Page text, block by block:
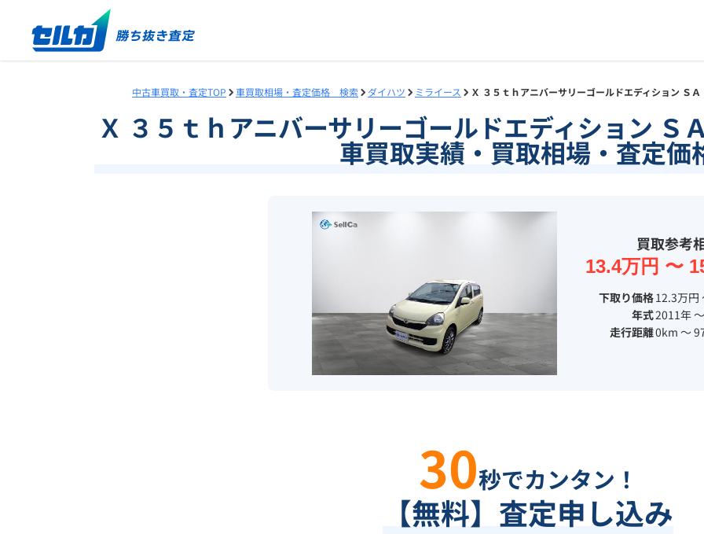
中古車買取・査定TOP 車買取相場・査定価格 検索 ダイハツ ミライース Ｘ ３５ｔｈアニバーサリーゴールドエディション ＳＡ
Ｘ ３５ｔｈアニバーサリーゴールドエディション Ｓ
車買取実績・買取相場・査定価
買取参考
13.4万円 〜
下取り価格12.3万円
年式2011年
走行距離0km 〜
30秒でカンタン！
【無料】査定申し込み